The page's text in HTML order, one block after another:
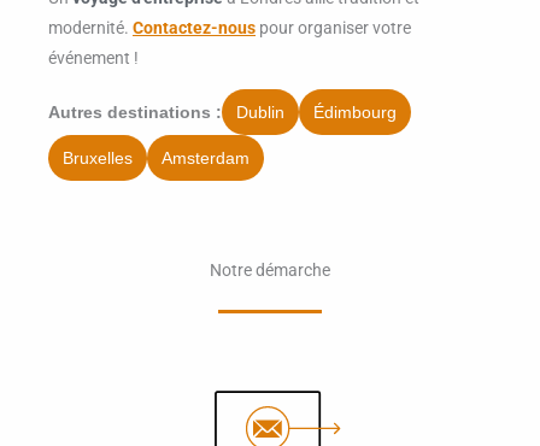
modernité. Contactez-nous pour organiser votre
événement !
Autres destinations : Dublin Édimbourg
Bruxelles Amsterdam
Notre démarche